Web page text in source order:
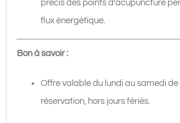
précis des points d’acupuncture
flux énergétique.
Bon à savoir :
Offre valable du lundi au samedi
réservation, hors jours fériés.